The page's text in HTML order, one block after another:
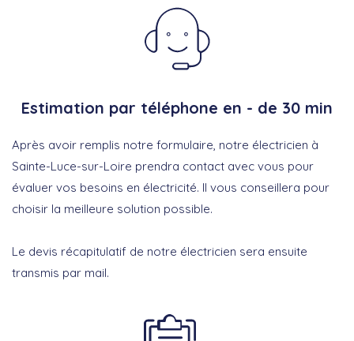
Estimation par téléphone en - de 30 min
Après avoir remplis notre formulaire, notre électricien à
Sainte-Luce-sur-Loire prendra contact avec vous pour
évaluer vos besoins en électricité. Il vous conseillera pour
choisir la meilleure solution possible.
Le devis récapitulatif de notre électricien sera ensuite
transmis par mail.